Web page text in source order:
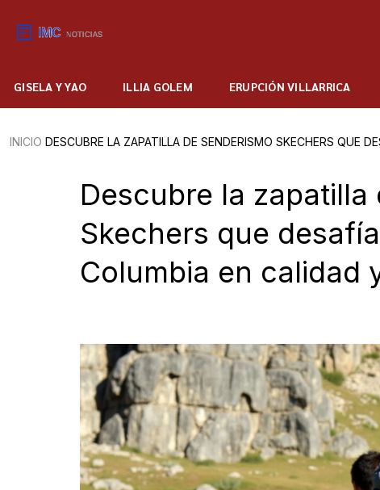
GISELA Y YAO ILLIA GOLEM ERUPCIÓN VILLARRICA
INICIO DESCUBRE LA ZAPATILLA DE SENDERISMO SKECHERS QUE
Descubre la zapatilla
Skechers que
Columbia en calidad